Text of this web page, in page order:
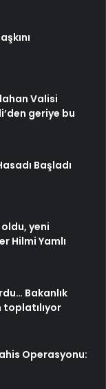
Valisi
geriye bu
Başladı
yeni
Hilmi Yamlı
Bakanlık
Operasyonu: